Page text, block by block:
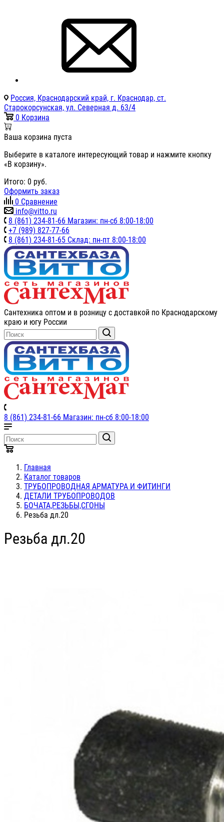
Россия, Краснодарский край, г. Краснодар, ст.
Старокорсунская, ул. Северная д. 63/4
0 Корзина
Ваша корзина пуста
Выберите в каталоге интересующий товар и нажмите кнопку
«В корзину».
Итого: 0 руб.
Оформить заказ
0 Сравнение
info@vitto.ru
8 (861) 234-81-66 Магазин: пн-сб 8:00-18:00
+7 (989) 827-77-66
8 (861) 234-81-65 Склад: пн-пт 8:00-18:00
Сантехника оптом и в розницу с доставкой по Краснодарскому
краю и югу России
8 (861) 234-81-66 Магазин: пн-сб 8:00-18:00
Главная
Каталог товаров
ТРУБОПРОВОДНАЯ АРМАТУРА И ФИТИНГИ
ДЕТАЛИ ТРУБОПРОВОДОВ
БОЧАТА,РЕЗЬБЫ,СГОНЫ
Резьба дл.20
Резьба дл.20